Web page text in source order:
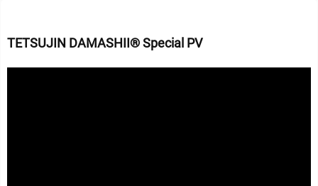
TETSUJIN DAMASHII® Special PV